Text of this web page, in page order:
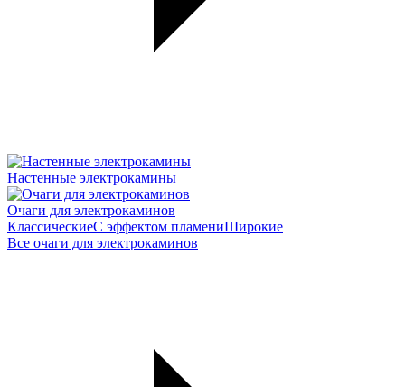
Настенные электрокамины
Очаги для электрокаминов
КлассическиеС эффектом пламениШирокие
Все очаги для электрокаминов